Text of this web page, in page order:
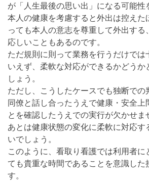
が「人生最後の思い出」になる可能性
本人の健康を考慮すると外出は控えた
っても本人の意志を尊重して外出する
応しいこともあるのです。
ただ規則に則って業務を行うだけでは
いえず、柔軟な対応ができるかどうか
しょう。
ただし、こうしたケースでも独断での
同僚と話し合ったうえで健康・安全上
とを確認したうえでの実行が欠かせま
あとは健康状態の変化に柔軟に対応す
いでしょう。
このように、看取り看護では利用者に
ても貴重な時間であることを意識した
す。